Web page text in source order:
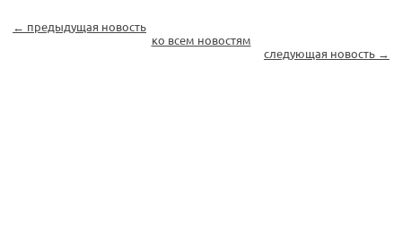
← предыдущая новость
ко всем новостям
следующая новость →